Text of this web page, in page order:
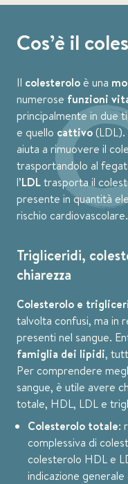
Cos’è il
Il colesterolo è una
numerose funzioni
principalmente in due
e quello cattivo(LDL).
aiuta a rimuovere il
trasportandolo al
l’LDLtrasporta il
presente in quantità
rischio cardiovascolare.
Trigliceridi,
chiarezza
Colesterolo e
talvolta confusi, ma in
presenti nel sangue.
famiglia dei lipidi,
Per comprendere
sangue, è utile avere
totale, HDL, LDL e
Colesterolo totale:
complessiva di
colesterolo HDL e
indicazione